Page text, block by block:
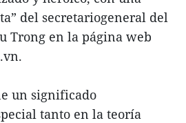
del secretariogeneral del
Trong en la página web
un significado
tanto en la teoría